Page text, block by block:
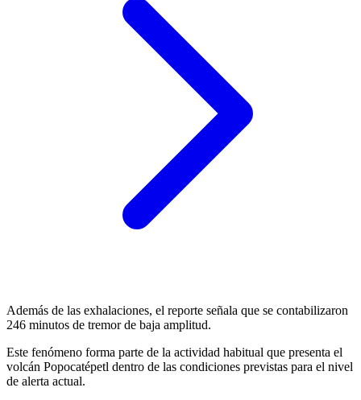
Además de las exhalaciones, el reporte señala que se contabilizaron
246 minutos de tremor de baja amplitud.
Este fenómeno forma parte de la actividad habitual que presenta el
volcán Popocatépetl dentro de las condiciones previstas para el nivel
de alerta actual.